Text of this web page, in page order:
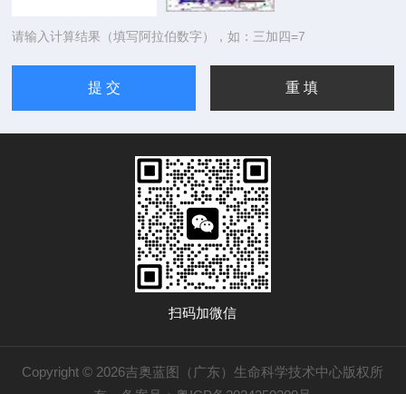
请输入计算结果（填写阿拉伯数字），如：三加四=7
扫码加微信
Copyright © 2026吉奥蓝图（广东）生命科学技术中心版权所